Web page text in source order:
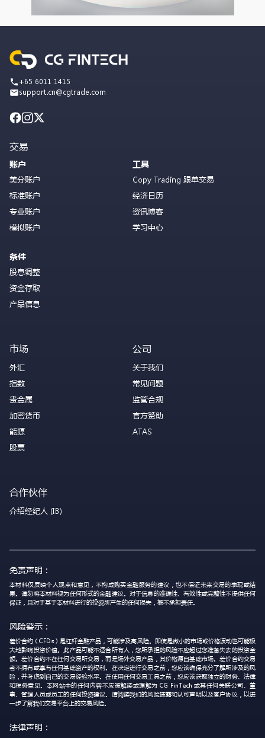
+65 6011 1415
support.cn@cgtrade.com
交易
账户
美分账户
标准账户
专业账户
模拟账户
条件
股息调整
资金存取
产品信息
工具
Copy Trading 跟单交易
经济日历
资讯博客
学习中心
市场
外汇
指数
贵金属
加密货币
能源
股票
公司
关于我们
常见问题
监管合规
官方赞助
ATAS
合作伙伴
介绍经纪人 (IB)
免责声明：
本材料仅反映个人观点和意见，不构成购买金融服务的建议，也不保证未来交易的表现或结
果。请勿将本材料视为任何形式的金融建议。对于信息的准确性、有效性或完整性不提供任何
保证，且对于基于本材料进行的投资所产生的任何损失，概不承担责任。
风险警示：
差价合约（CFDs）是杠杆金融产品，可能涉及高风险。即使是微小的市场或价格波动也可能极
大地影响投资价值。此产品可能不适合所有人，您所承担的风险不应超过您准备失去的投资金
额。差价合约不在任何交易所交易，而是场外交易产品，其价格源自基础市场。差价合约交易
者不拥有或享有任何基础资产的权利。在决定进行交易之前，您应该确保充分了解所涉及的风
险，并考虑到自己的交易经验水平。在使用任何交易工具之前，您应该获取独立的财务、法律
和税务意见。本网站中的任何内容不应被解读或理解为 CG FinTech 或其任何关联公司、董
事、管理人员或员工的任何投资建议。请阅读我们的风险披露和认可声明以及客户协议，以进
一步了解我们交易平台上的交易风险。
法律声明：